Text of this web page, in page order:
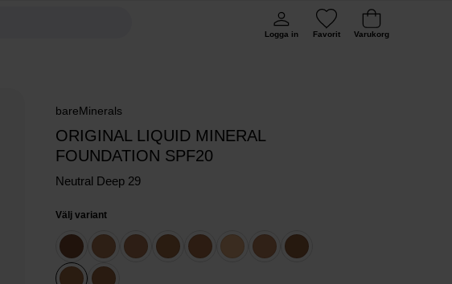
Logga in Favorit Varukorg
bareMinerals
ORIGINAL LIQUID MINERAL
FOUNDATION SPF20
Neutral Deep 29
Välj variant